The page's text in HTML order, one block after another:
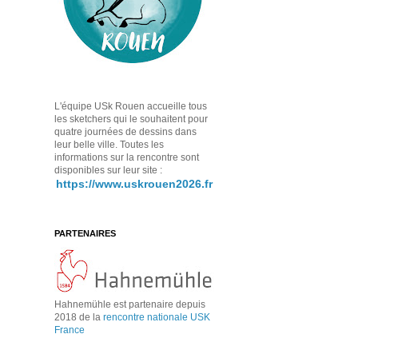
L'équipe USk Rouen accueille tous
les sketchers qui le souhaitent pour
quatre journées de dessins dans
leur belle ville. Toutes les
informations sur la rencontre sont
disponibles sur leur site :
https://www.uskrouen2026.fr
PARTENAIRES
Hahnemühle est partenaire depuis
2018 de la rencontre nationale USK
France